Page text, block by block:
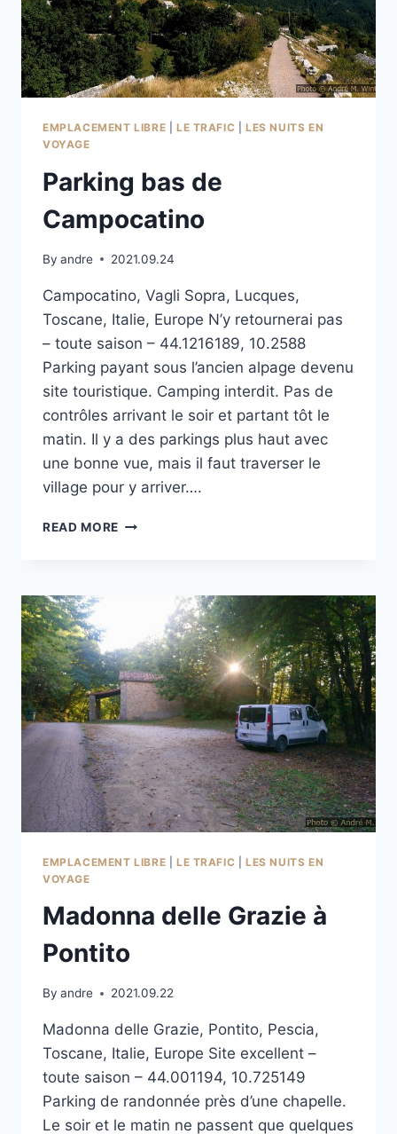
EMPLACEMENT LIBRE LE TRAFIC |LES NUITS EN
VOYAGE
Parking bas de
Campocatino
By andre 2021.09.24
Campocatino, Vagli Sopra, Lucques,
Toscane, Italie, Europe N’y retournerai pas
– toute saison – 44.1216189, 10.2588
Parking payant sous l’ancien alpage devenu
site touristique. Camping interdit. Pas de
contrôles arrivant le soir et partant tôt le
matin. Il y a des parkings plus haut avec
une bonne vue, mais il faut traverser le
village pour y arriver….
READ MORE PARKING
EMPLACEMENT LIBRE LE TRAFIC |LES NUITS EN
VOYAGE
Madonna delle Grazie à
Pontito
By andre 2021.09.22
Madonna delle Grazie, Pontito, Pescia,
Toscane, Italie, Europe Site excellent –
toute saison – 44.001194, 10.725149
Parking de randonnée près d’une chapelle.
Le soir et le matin ne passent que quelques